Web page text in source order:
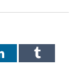
LinkedInTumblr